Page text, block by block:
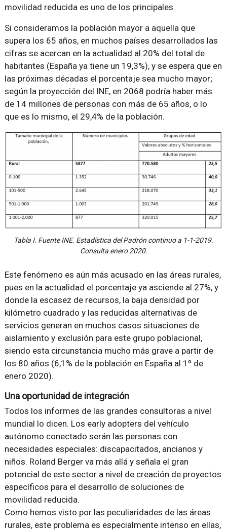
movilidad reducida es uno de los principales.
Si consideramos la población mayor a aquella que
supera los 65 años, en muchos países desarrollados las
cifras se acercan en la actualidad al 20% del total de
habitantes (España ya tiene un 19,3%), y se espera que en
las próximas décadas el porcentaje sea mucho mayor;
según la proyección del INE, en 2068 podría haber más
de 14 millones de personas con más de 65 años, o lo
que es lo mismo, el 29,4% de la población.
Tabla I. Fuente INE. Estadística del Padrón continuo a 1-1-2019.
Consulta enero 2020.
Este fenómeno es aún más acusado en las áreas rurales,
pues en la actualidad el porcentaje ya asciende al 27%, y
donde la escasez de recursos, la baja densidad por
kilómetro cuadrado y las reducidas alternativas de
servicios generan en muchos casos situaciones de
aislamiento y exclusión para este grupo poblacional,
siendo esta circunstancia mucho más grave a partir de
los 80 años (6,1% de la población en España al 1º de
enero 2020).
Una oportunidad de integración
Todos los informes de las grandes consultoras a nivel
mundial lo dicen. Los early adopters del vehículo
autónomo conectado serán las personas con
necesidades especiales: discapacitados, ancianos y
niños. Roland Berger va más allá y señala el gran
potencial de este sector a nivel de creación de proyectos
específicos para el desarrollo de soluciones de
movilidad reducida.
Como hemos visto por las peculiaridades de las áreas
rurales, este problema es especialmente intenso en ellas,